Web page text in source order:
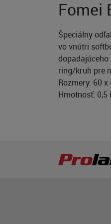
Fomei
Špeciálny
vo vnútri
ring/kruh pre
Rozmery: 60
Hmotnosť: 0,5